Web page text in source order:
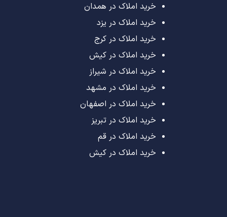
خرید املاک در همدان
خرید املاک در یزد
خرید املاک در کرج
خرید املاک در کیش
خرید املاک در شیراز
خرید املاک در مشهد
خرید املاک در اصفهان
خرید املاک در تبریز
خرید املاک در قم
خرید املاک در کیش